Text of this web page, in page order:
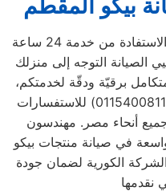
بيكو المقطم
تتيح لك مراكز صيانة بيكو مصر الاستفادة من خدمة 24 ساعة
الصيانة التوجه إلى منزلك
برقيّة ودقّة لخدمتكم،
ويوجد لدينا رقم هاتف خاص (01154008110) للاستفسارات
أنحاء مصر. مهندسون
في صيانة منتجات بيكو
الكورية لضمان جودة